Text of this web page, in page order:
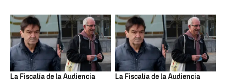
La Fiscalía de la Audiencia
La Fiscalía de la Audiencia